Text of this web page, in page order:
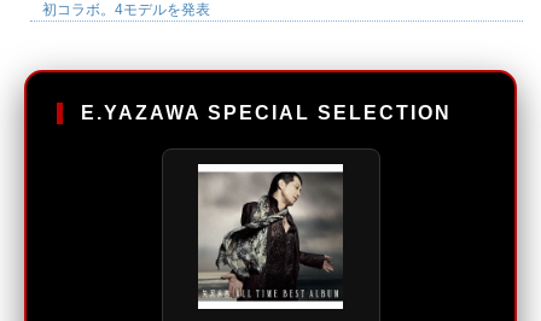
初コラボ。4モデルを発表
E.YAZAWA SPECIAL SELECTION